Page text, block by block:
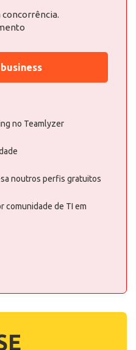
concorrência.
no Teamlyzer
noutros perfis gratuitos
comunidade de TI em